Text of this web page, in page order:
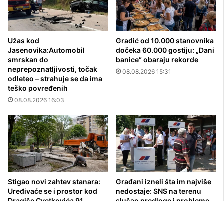
Užas kod
Jasenovika:Automobil
smrskan do
neprepoznatljivosti, točak
odleteo – strahuje se da ima
teško povređenih
08.08.2026 16:03
Gradić od 10.000 stanovnika
dočeka 60.000 gostiju: „Dani
banice“ obaraju rekorde
08.08.2026 15:31
Stigao novi zahtev stanara:
Uređivaće se i prostor kod
Građani izneli šta im najviše
nedostaje: SNS na terenu